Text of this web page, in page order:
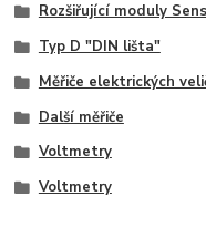
Rozšiřující moduly
Typ D "DIN lišta"
Měřiče elektrických
Další měřiče
Voltmetry
Voltmetry